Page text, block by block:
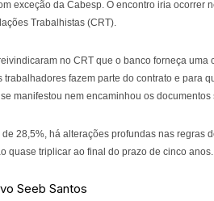
exceção da Cabesp. O encontro iria
Trabalhistas (CRT).
no CRT que o banco forneça
trabalhadores fazem parte do contrato e para
manifestou nem encaminhou os documentos
28,5%, há alterações profundas nas
quase triplicar ao final do prazo de cinco
Seeb Santos